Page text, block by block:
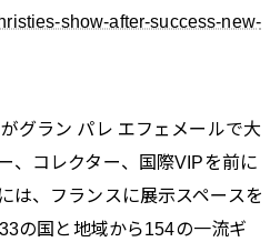
show-after-success-new-
グラン パレ エフェメールで大
、コレクター、国際VIPを前に
は、フランスに展示スペースを
の国と地域から154の一流ギ